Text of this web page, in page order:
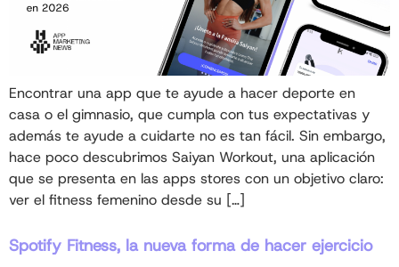
Encontrar una app que te ayude a hacer deporte en
casa o el gimnasio, que cumpla con tus expectativas y
además te ayude a cuidarte no es tan fácil. Sin embargo,
hace poco descubrimos Saiyan Workout, una aplicación
que se presenta en las apps stores con un objetivo claro:
ver el fitness femenino desde su […]
Spotify Fitness, la nueva forma de hacer ejercicio